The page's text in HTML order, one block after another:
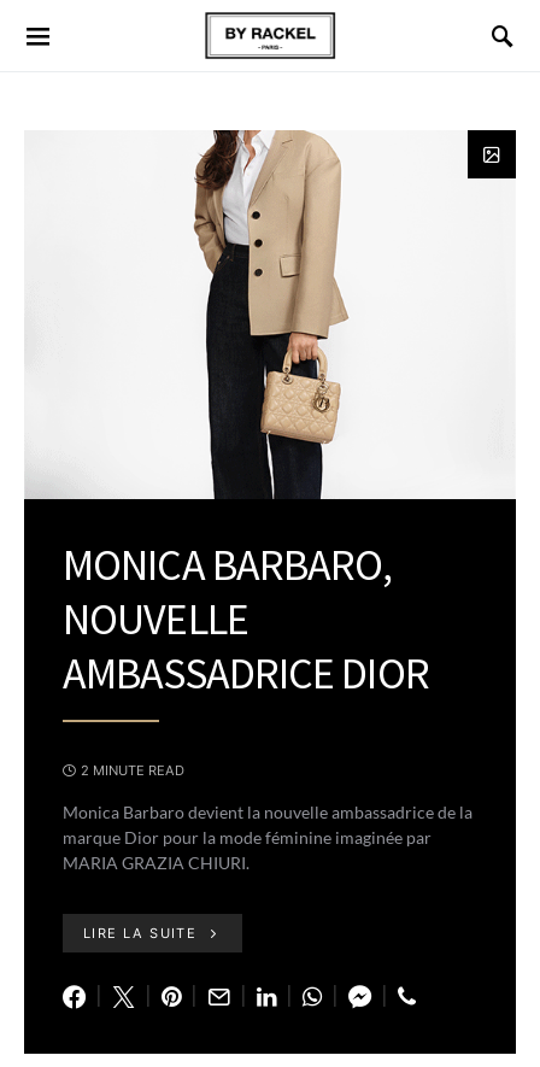
MONICA BARBARO,
NOUVELLE
AMBASSADRICE DIOR
2 MINUTE READ
Monica Barbaro devient la nouvelle ambassadrice de la
marque Dior pour la mode féminine imaginée par
MARIA GRAZIA CHIURI.
LIRE LA SUITE